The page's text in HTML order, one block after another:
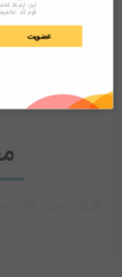
فیش پرینتر ها در
این ارتباط
فرم کد
عضویت